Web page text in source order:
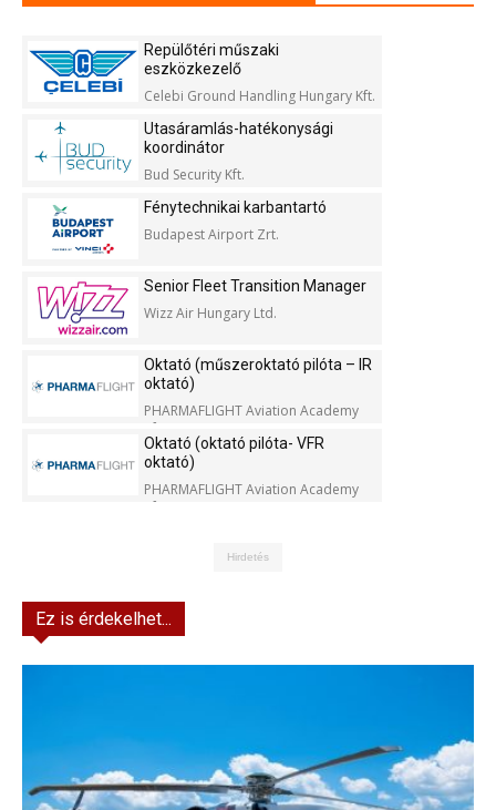
Repülőtéri műszaki
eszközkezelő
Celebi Ground Handling Hungary Kft.
Utasáramlás-hatékonysági
koordinátor
Bud Security Kft.
Fénytechnikai karbantartó
Budapest Airport Zrt.
Senior Fleet Transition Manager
Wizz Air Hungary Ltd.
Oktató (műszeroktató pilóta – IR
oktató)
PHARMAFLIGHT Aviation Academy
Kft.
Oktató (oktató pilóta- VFR
oktató)
PHARMAFLIGHT Aviation Academy
Kft.
Hirdetés
Ez is érdekelhet...